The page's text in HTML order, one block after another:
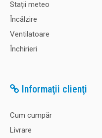
Staţii meteo
Încălzire
Ventilatoare
Închirieri
Informaţii clienţi
Cum cumpăr
Livrare